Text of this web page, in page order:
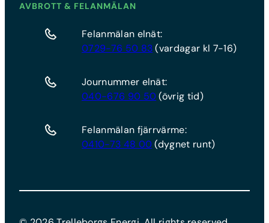
AVBROTT & FELANMÄLAN
Felanmälan elnät:
0729-76 50 83(vardagar kl 7-16)
Journummer elnät:
040-676 90 50(övrig tid)
Felanmälan fjärrvärme:
0410-73 48 00(dygnet runt)